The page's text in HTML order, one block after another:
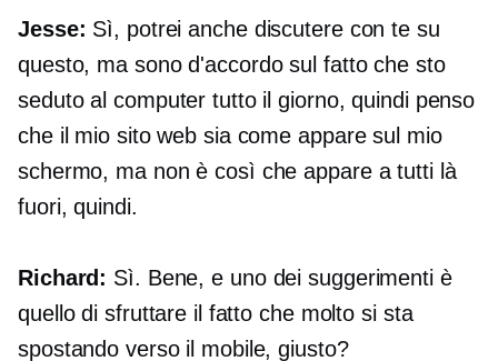
Jesse: Sì, potrei anche discutere con te su
questo, ma sono d'accordo sul fatto che sto
seduto al computer tutto il giorno, quindi penso
che il mio sito web sia come appare sul mio
schermo, ma non è così che appare a tutti là
fuori, quindi.
Richard: Sì. Bene, e uno dei suggerimenti è
quello di sfruttare il fatto che molto si sta
spostando verso il mobile, giusto?